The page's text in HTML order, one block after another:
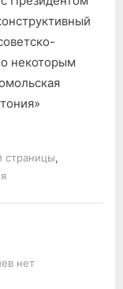
Брежнева
с
Р.
Никсоном
некоторым
страницы,
кнет